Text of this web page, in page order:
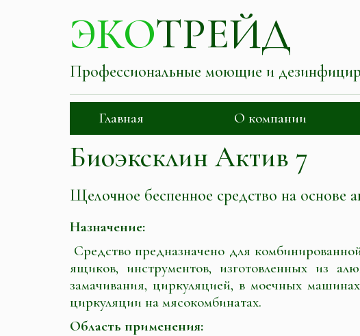
ЭКОТРЕЙД
Профессиональные моющие и
Главная О компании
Биоэксклин Актив 7
Щелочное беспенное средство на основе
Назначение:
Средство предназначено для
ящиков, инструментов, изготовленных из
замачивания, циркуляцией, в моечных
циркуляции на мясокомбинатах.
Область применения: